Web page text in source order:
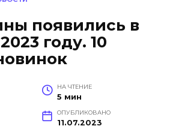
появились в
году. 10
НА ЧТЕНИЕ
5 мин
ОПУБЛИКОВАНО
11.07.2023